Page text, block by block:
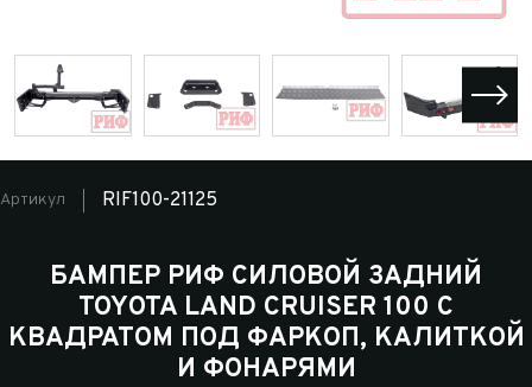
Артикул RIF100-21125
БАМПЕР РИФ СИЛОВОЙ ЗАДНИЙ
TOYOTA LAND CRUISER 100 С
КВАДРАТОМ ПОД ФАРКОП, КАЛИТКОЙ
И ФОНАРЯМИ